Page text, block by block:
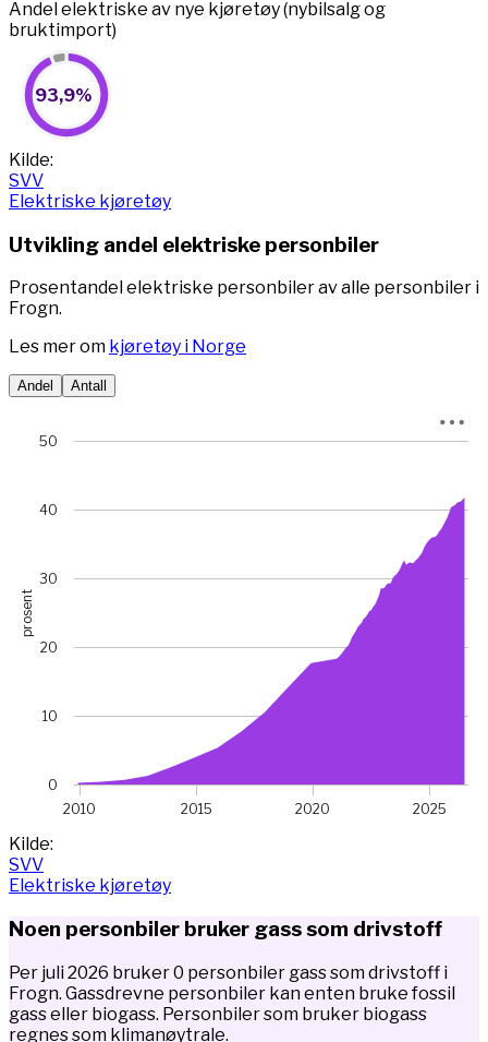
Andel elektriske av nye kjøretøy (nybilsalg og
bruktimport)
93,9%
Pie chart with 2 slices.
View as data table, 93,9%
93,9%
End of interactive chart.
Kilde:
SVV
Elektriske kjøretøy
Utvikling andel elektriske personbiler
Prosentandel elektriske personbiler av alle personbiler i
Frogn.
Les mer om kjøretøy i Norge
Andel Antall
The chart has 1 X axis displaying Time. Data ranges from
The chart has 1 Y axis displaying prosent. Data ranges
prosent
2010 2015 2020 2025
0
10
20
30
40
50
End of interactive chart.
Kilde:
SVV
Elektriske kjøretøy
Noen personbiler bruker gass som drivstoff
Per juli 2026 bruker 0 personbiler gass som drivstoff i
Frogn. Gassdrevne personbiler kan enten bruke fossil
gass eller biogass. Personbiler som bruker biogass
regnes som klimanøytrale.